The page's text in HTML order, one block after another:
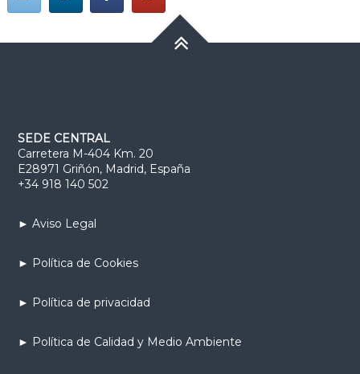
SEDE CENTRAL
Carretera M-404 Km. 20
E28971 Griñón, Madrid, España
+34 918 140 502
► Aviso Legal
► Política de Cookies
► Política de privacidad
► Política de Calidad y Medio Ambiente